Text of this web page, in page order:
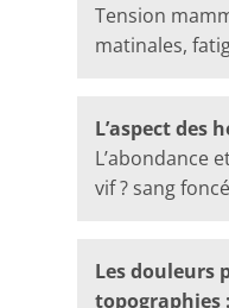
Tension
matinales,
L’aspect des
L’abondance
vif ? sang
Les douleurs
topographies :